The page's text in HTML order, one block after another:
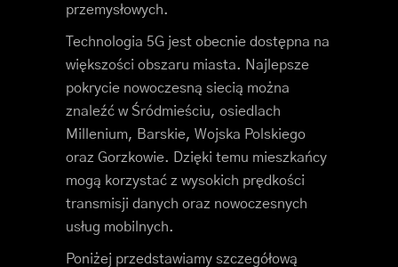
przemysłowych.
Technologia 5G jest obecnie dostępna na
większości obszaru miasta. Najlepsze
pokrycie nowoczesną siecią można
znaleźć w Śródmieściu, osiedlach
Millenium, Barskie, Wojska Polskiego
oraz Gorzkowie. Dzięki temu mieszkańcy
mogą korzystać z wysokich prędkości
transmisji danych oraz nowoczesnych
usług mobilnych.
Poniżej przedstawiamy szczegółową